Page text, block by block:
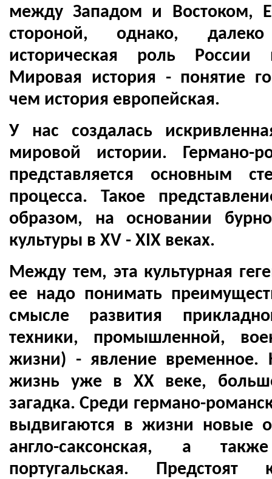
между Западом и Востоком,
стороной, однако,
историческая роль
Мировая история - понятие
чем история европейская.
У нас создалась
мировой истории. Германо-
представляется основным
процесса. Такое
образом, на основании
культуры в XV - XIX веках.
Между тем, эта культурная
ее надо понимать
смысле развития
техники, промышленной,
жизни) - явление временное.
жизнь уже в XX веке,
загадка. Среди германо-
выдвигаются в жизни новые
англо-саксонская, а
португальская. Предстоят